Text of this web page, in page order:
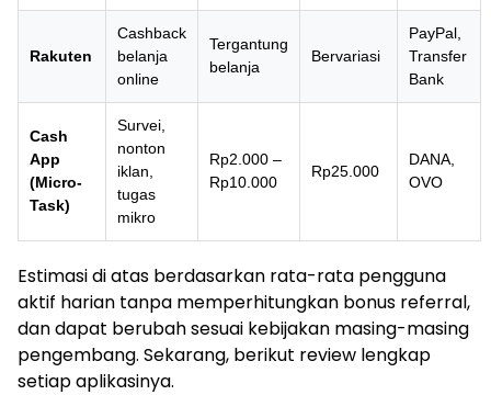
Rakuten
Cashback
belanja
online
Tergantung
belanja
Bervariasi
PayPal,
Transfer
Bank
Cash
App
(Micro-
Task)
Survei,
nonton
iklan,
tugas
mikro
Rp2.000 –
Rp10.000
Rp25.000
DANA,
OVO
Estimasi di atas berdasarkan rata-rata pengguna
aktif harian tanpa memperhitungkan bonus referral,
dan dapat berubah sesuai kebijakan masing-masing
pengembang. Sekarang, berikut review lengkap
setiap aplikasinya.